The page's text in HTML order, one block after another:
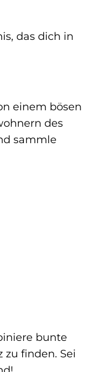
das dich in
einem bösen
des
sammle
bunte
finden. Sei